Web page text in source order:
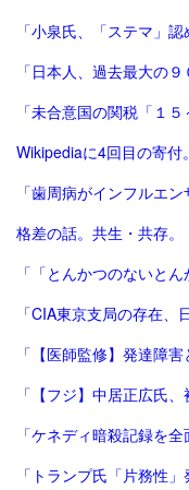
Wikipediaに4回目の寄付。
格差の話。共生・共存。